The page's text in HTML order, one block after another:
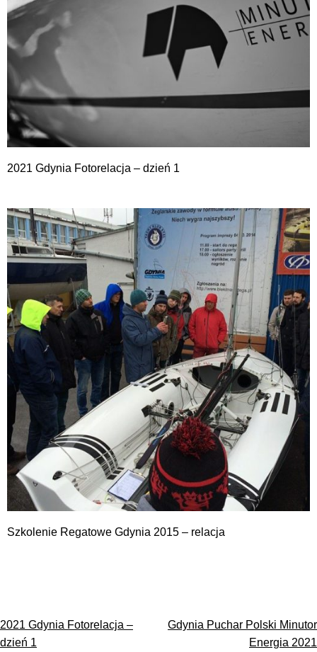
2021 Gdynia Fotorelacja – dzień 1
Szkolenie Regatowe Gdynia 2015 – relacja
Nawigacja
wpisu
2021 Gdynia Fotorelacja –
dzień 1
Gdynia Puchar Polski Minutor
Energia 2021